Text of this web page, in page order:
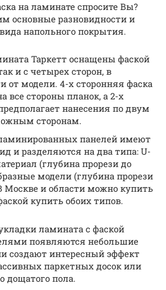
на ламинате спросите Вы?
основные разновидности и
напольного покрытия.
Таркетт оснащены фаской
и с четырех сторон, в
от модели. 4-х сторонняя фаска
все стороны планок, а 2-х
нанесения по двум
сторонам.
панелей имеют
и разделяются на два типа: U-
(глубина прорези до
модели (глубина прорези
Москве и области можно купить
купить обоих типов.
ламината с фаской
появляются небольшие
создают интересный эффект
паркетных досок или
дощатого пола.